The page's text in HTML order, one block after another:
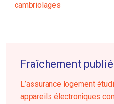
cambriolages
Fraîchement
L’assurance logement
appareils électroniques